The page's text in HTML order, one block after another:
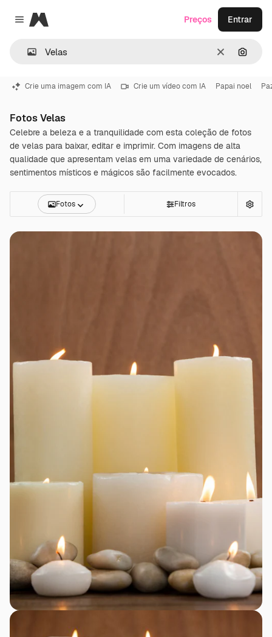
Close menu
Magnific
Limpar
Preços Entrar
Crie uma imagem com IA Crie um vídeo com IA Papai noel
Fotos Velas
Celebre a beleza e a tranquilidade com esta coleção de fotos
de velas para baixar, editar e imprimir. Com imagens de alta
qualidade que apresentam velas em uma variedade de cenários,
sentimentos místicos e mágicos são facilmente evocados.
Fotos Filtros